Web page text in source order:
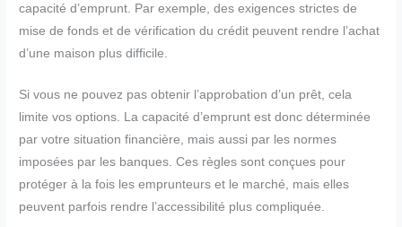
capacité d’emprunt. Par exemple, des exigences strictes de
mise de fonds et de vérification du crédit peuvent rendre l’achat
d’une maison plus difficile.
Si vous ne pouvez pas obtenir l’approbation d’un prêt, cela
limite vos options. La capacité d’emprunt est donc déterminée
par votre situation financière, mais aussi par les normes
imposées par les banques. Ces règles sont conçues pour
protéger à la fois les emprunteurs et le marché, mais elles
peuvent parfois rendre l’accessibilité plus compliquée.